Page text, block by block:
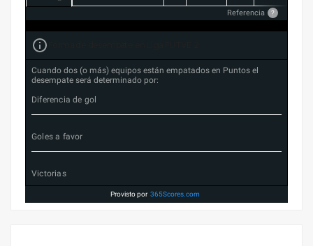
Referencia ?
Cuando dos (o más) equipos están empatados en Puntos el
desempate será determinado por:
Diferencia de gol
Goles a favor
Victorias
Provisto por 365Scores.com